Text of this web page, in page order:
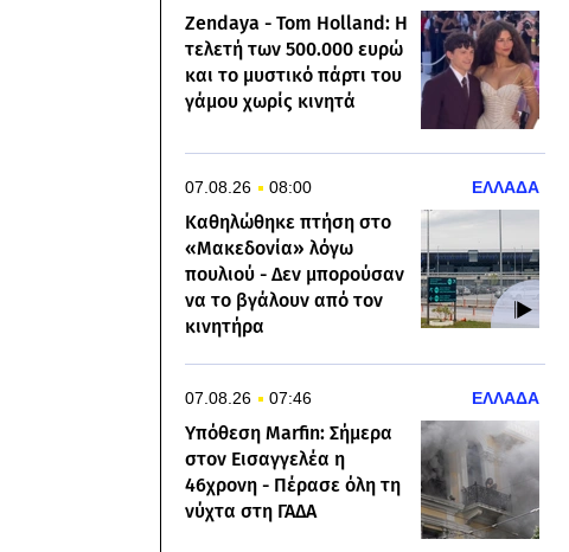
Zendaya - Tom Holland: Η
τελετή των 500.000 ευρώ
και το μυστικό πάρτι του
γάμου χωρίς κινητά
07.08.26 08:00 ΕΛΛΑΔΑ
Καθηλώθηκε πτήση στο
«Μακεδονία» λόγω
πουλιού - Δεν μπορούσαν
να το βγάλουν από τον
κινητήρα
07.08.26 07:46 ΕΛΛΑΔΑ
Υπόθεση Marfin: Σήμερα
στον Εισαγγελέα η
46χρονη - Πέρασε όλη τη
νύχτα στη ΓΑΔΑ